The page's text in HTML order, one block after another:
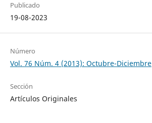
Publicado
19-08-2023
Número
Vol. 76 Núm. 4 (2013): Octubre-Diciembre
Sección
Artículos Originales